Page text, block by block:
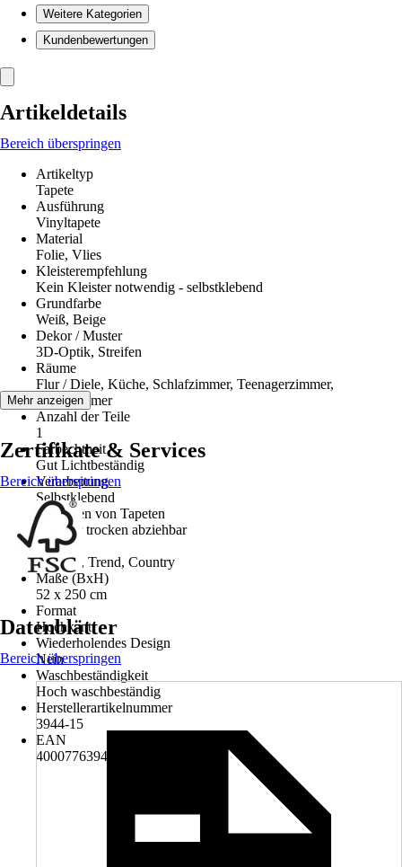
Weitere Kategorien
Kundenbewertungen
Artikeldetails
Bereich überspringen
Artikeltyp
Tapete
Ausführung
Vinyltapete
Material
Folie, Vlies
Kleisterempfehlung
Kein Kleister notwendig - selbstklebend
Grundfarbe
Weiß, Beige
Dekor / Muster
3D-Optik, Streifen
Räume
Flur / Diele, Küche, Schlafzimmer, Teenagerzimmer,
Wohnzimmer
Anzahl der Teile
1
Farbechtheit
Gut Lichtbeständig
Verarbeitung
Selbstklebend
Entfernen von Tapeten
Spaltbar trocken abziehbar
Stilwelt
Modern, Trend, Country
Maße (BxH)
52 x 250 cm
Format
Hochkant
Wiederholendes Design
Nein
Waschbeständigkeit
Hoch waschbeständig
Herstellerartikelnummer
3944-15
EAN
4000776394415
Mehr anzeigen
Zertifikate & Services
Bereich überspringen
Datenblätter
Bereich überspringen